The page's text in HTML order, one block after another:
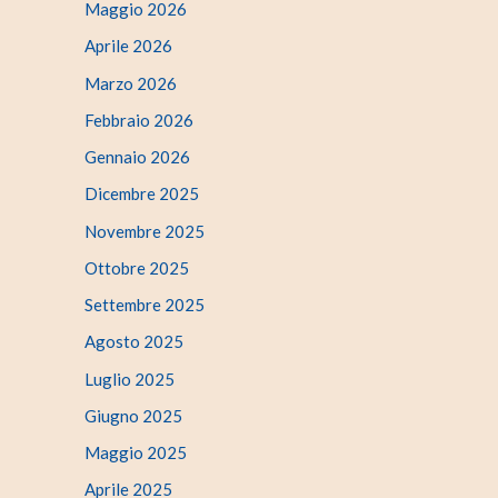
Maggio 2026
Aprile 2026
Marzo 2026
Febbraio 2026
Gennaio 2026
Dicembre 2025
Novembre 2025
Ottobre 2025
Settembre 2025
Agosto 2025
Luglio 2025
Giugno 2025
Maggio 2025
Aprile 2025